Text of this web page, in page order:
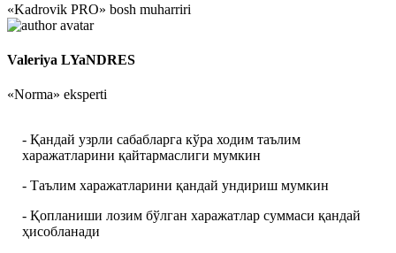
«Kadrovik PRO» bosh muharriri
Valeriya LYaNDRES
«Norma» eksperti
- Қандай узрли сабабларга кўра ходим таълим
харажатларини қайтармаслиги мумкин
- Таълим харажатларини қандай ундириш мумкин
- Қопланиши лозим бўлган харажатлар суммаси қандай
ҳисобланади